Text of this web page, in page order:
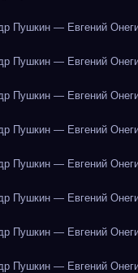
Пушкин — Евгений
Пушкин — Евгений
Пушкин — Евгений
Пушкин — Евгений
Пушкин — Евгений
Пушкин — Евгений
Пушкин — Евгений
Пушкин — Евгений